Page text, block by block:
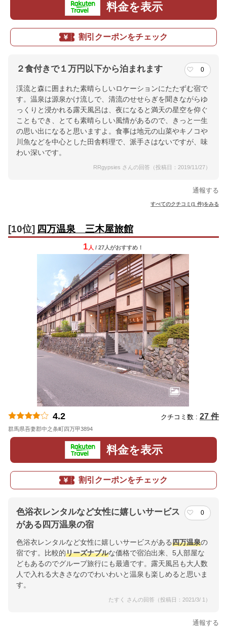
料金を表示
割引クーポンをチェック
２食付きで１万円以下から泊まれます 0
渓流と森に囲まれた素晴らしいロケーションにたたずむ宿で
す。温泉は源泉かけ流しで、清流のせせらぎを聞きながらゆ
っくりと浸かれる露天風呂は、夜になると満天の星空を仰ぐ
こともでき、とても素晴らしい風情があるので、きっと一生
の思い出になると思いますよ。食事は地元の山菜やキノコや
川魚などを中心とした田舎料理で、派手さはないですが、味
わい深いです。
RRgypsies さんの回答（投稿日：2019/11/27）
通報する
すべてのクチコミ(1 件)をみる
[10位] 四万温泉 三木屋旅館
1 人 / 27人がおすすめ！
4.2 クチコミ数 : 27 件
群馬県吾妻郡中之条町四万甲3894
料金を表示
割引クーポンをチェック
色浴衣レンタルなど女性に嬉しいサービス
がある四万温泉の宿
0
色浴衣レンタルなど女性に嬉しいサービスがある四万温泉の
宿です。比較的リーズナブルな価格で宿泊出来、5人部屋な
どもあるのでグループ旅行にも最適です。露天風呂も大人数
人で入れる大きさなのでわいわいと温泉も楽しめると思いま
す。
たすく さんの回答（投稿日：2021/3/ 1）
通報する